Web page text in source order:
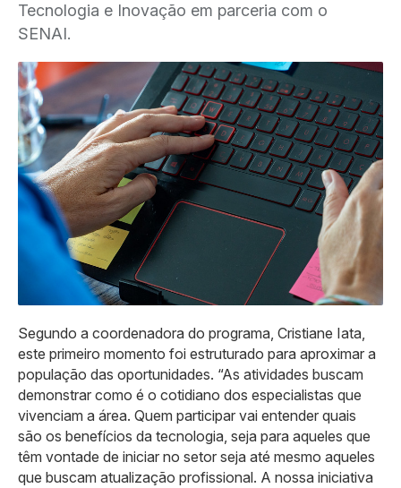
Tecnologia e Inovação em parceria com o
SENAI.
Segundo a coordenadora do programa, Cristiane Iata,
este primeiro momento foi estruturado para aproximar a
população das oportunidades. “As atividades buscam
demonstrar como é o cotidiano dos especialistas que
vivenciam a área. Quem participar vai entender quais
são os benefícios da tecnologia, seja para aqueles que
têm vontade de iniciar no setor seja até mesmo aqueles
que buscam atualização profissional. A nossa iniciativa